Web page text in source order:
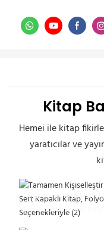
Kitap
Hemei ile kitap
yaratıcılar ve
Tamamen
Sert Kapaklı Kitap, Folyo